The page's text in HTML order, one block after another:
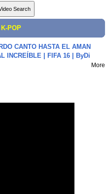
K-POP
CANTO HASTA EL AMAN
INCREÍBLE | FIFA 16 | ByDi
More